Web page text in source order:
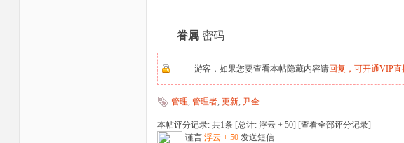
眷属密码
游客，如果您要查看本帖隐藏内容请回复，可开通VIP直
管理, 管理者, 更新, 尹全
本帖评分记录: 共1条 [总计: 浮云 + 50] [查看全部评分记录]
谨言 浮云 + 50 发送短信